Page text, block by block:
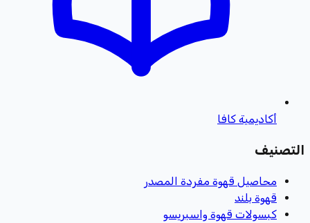
أكاديمية كافا
التصنيف
محاصيل قهوة مفردة المصدر
قهوة بلند
كبسولات قهوة واسبريسو